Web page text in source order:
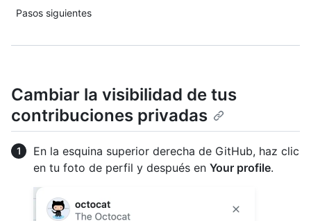
Pasos siguientes
Cambiar la visibilidad de tus
contribuciones privadas
En la esquina superior derecha de GitHub, haz clic
en tu foto de perfil y después en Your profile.